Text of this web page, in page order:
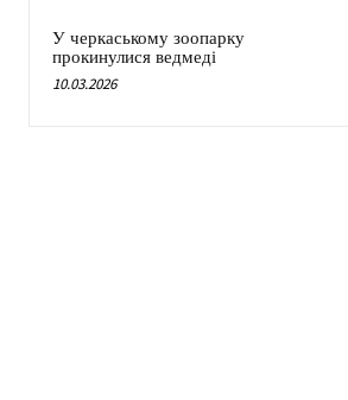
У черкаському зоопарку
прокинулися ведмеді
10.03.2026